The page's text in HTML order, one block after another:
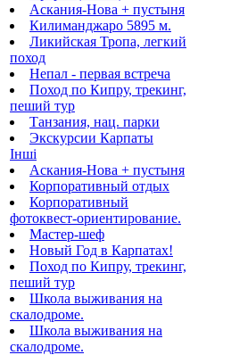
Аскания-Нова + пустыня
Килиманджаро 5895 м.
Ликийская Тропа, легкий
поход
Непал - первая встреча
Поход по Кипру, трекинг,
пеший тур
Танзания, нац. парки
Экскурсии Карпаты
Інші
Аскания-Нова + пустыня
Корпоративный отдых
Корпоративный
фотоквест-ориентирование.
Мастер-шеф
Новый Год в Карпатах!
Поход по Кипру, трекинг,
пеший тур
Школа выживания на
скалодроме.
Школа выживания на
скалодроме.